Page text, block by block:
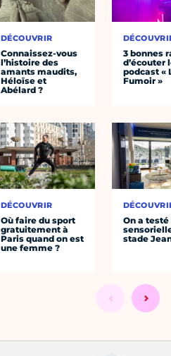
DÉCOUVRIR
Connaissez-vous
l’histoire des
amants maudits,
Héloïse et
Abélard ?
DÉCOUVRIR
Où faire du sport
gratuitement à
Paris quand on est
une femme ?
3 bonnes
d’écouter
podcast «
Fumoir »
On a
stade